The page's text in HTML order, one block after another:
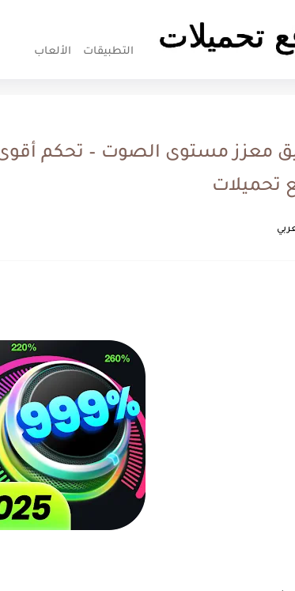
التطبيقات الألعاب
معزز مستوى الصوت – تحكم
تحميلات